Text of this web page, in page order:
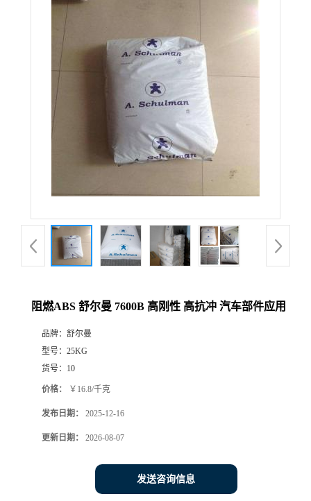
阻燃ABS 舒尔曼 7600B 高刚性 高抗冲 汽车部件应用
品牌： 舒尔曼
型号： 25KG
货号： 10
价格： ￥16.8/千克
发布日期： 2025-12-16
更新日期： 2026-08-07
发送咨询信息